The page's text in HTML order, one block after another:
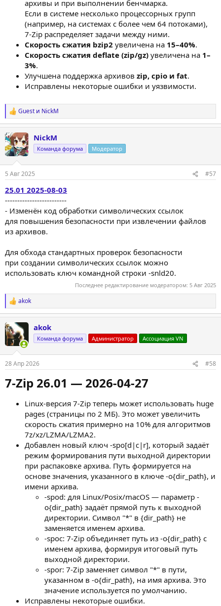
архивы и при выполнении бенчмарка.
Если в системе несколько процессорных групп
(например, на системах с более чем 64 потоками),
7-Zip распределяет задачи между ними.
Скорость сжатия bzip2 увеличена на 15–40%.
Скорость сжатия deflate (zip/gz) увеличена на 1–
3%.
Улучшена поддержка архивов zip, cpio и fat.
Исправлены некоторые ошибки и уязвимости.
Р
е
а
к
ц
и
Guest и NickM
NickM
Команда форума Модератор
5 Авг 2025 #57
25.01 2025-08-03
-------------------------
- Изменён код обработки символических ссылок
для повышения безопасности при извлечении файлов
из архивов.
Для обхода стандартных проверок безопасности
при создании символических ссылок можно
использовать ключ командной строки -snld20.
Последнее редактирование модератором: 5 Авг 2025
Р
е
а
к
ц
и
akok
akok
Команда форума Администратор Ассоциация VN
28 Апр 2026 #58
7-Zip 26.01 — 2026-04-27​
Linux-версия 7-Zip теперь может использовать huge
pages (страницы по 2 МБ). Это может увеличить
скорость сжатия примерно на 10% для алгоритмов
7z/xz/LZMA/LZMA2.
Добавлен новый ключ -spo[d|c|r], который задаёт
режим формирования пути выходной директории
при распаковке архива. Путь формируется на
основе значения, указанного в ключе -o{dir_path}, и
имени архива.
-spod: для Linux/Posix/macOS — параметр -
o{dir_path} задаёт прямой путь к выходной
директории. Символ "*" в {dir_path} не
заменяется именем архива.
-spoc: 7-Zip объединяет путь из -o{dir_path} с
именем архива, формируя итоговый путь
выходной директории.
-spor: 7-Zip заменяет символ "*" в пути,
указанном в -o{dir_path}, на имя архива. Это
значение используется по умолчанию.
Исправлены некоторые ошибки.